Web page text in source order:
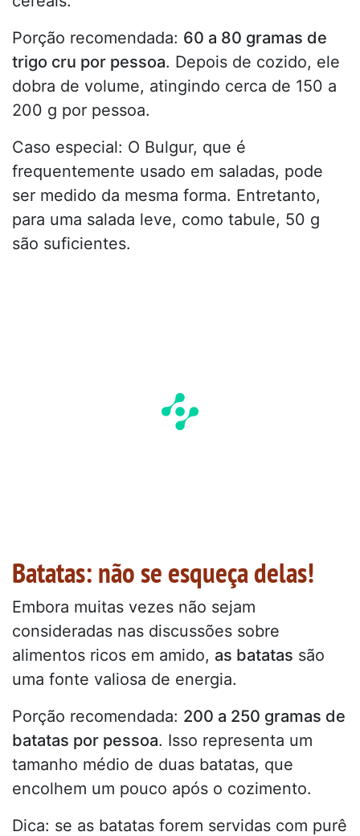
Porção recomendada: 60 a 80 gramas de
trigo cru por pessoa. Depois de cozido, ele
dobra de volume, atingindo cerca de 150 a
200 g por pessoa.
Caso especial: O Bulgur, que é
frequentemente usado em saladas, pode
ser medido da mesma forma. Entretanto,
para uma salada leve, como tabule, 50 g
são suficientes.
Batatas: não se esqueça delas!
Embora muitas vezes não sejam
consideradas nas discussões sobre
alimentos ricos em amido, as batatas são
uma fonte valiosa de energia.
Porção recomendada: 200 a 250 gramas de
batatas por pessoa. Isso representa um
tamanho médio de duas batatas, que
encolhem um pouco após o cozimento.
Dica: se as batatas forem servidas com purê